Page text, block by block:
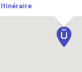
Itinéraire